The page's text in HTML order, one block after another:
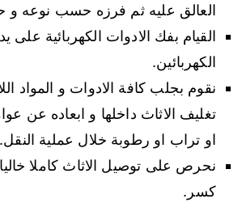
العالق عليه ثم فرزه حسب نوعه و
القيام بفك الادوات الكهربائية على
الكهربائين.
نقوم بجلب كافة الادوات و المواد
تغليف الاثاث داخلها و ابعاده عن
او تراب او رطوبة خلال عملية النقل.
نحرص على توصيل الاثاث كاملا
كسر.